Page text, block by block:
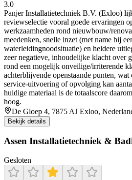
3.0
Panjer Installatietechniek B.V. (Exloo)
reviewselectie vooral goede ervaringen
werkzaamheden rond nieuwbouw/
meedenken, snelle inzet (met name bij
waterleidingnoodsituatie) en heldere
zeer negatieve, inhoudelijke klacht over
rond een mogelijk onveilige/irriterende
achterblijvende openstaande punten,
service-uitvoering of opvolging kan
huidige materiaal is de totaalscore
hoog.
De Gloep 4, 7875 AJ Exloo,
Bekijk details
Assen Installatietechniek &
Gesloten